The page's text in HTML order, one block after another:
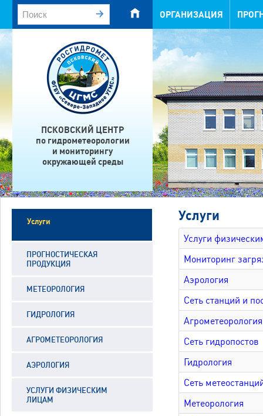
ОРГАНИЗАЦИЯ
ПСКОВСКИЙ ЦЕНТР
по гидрометеорологии
и мониторингу
окружающей среды
Услуги
ПРОГНОСТИЧЕСКАЯ
ПРОДУКЦИЯ
МЕТЕОРОЛОГИЯ
ГИДРОЛОГИЯ
АГРОМЕТЕОРОЛОГИЯ
АЭРОЛОГИЯ
УСЛУГИ ФИЗИЧЕСКИМ
ЛИЦАМ
Услуги
Услуги
Мониторинг
Аэрология
Сеть станций и
Агрометеорология
Сеть гидропостов
Гидрология
Сеть
Метеорология